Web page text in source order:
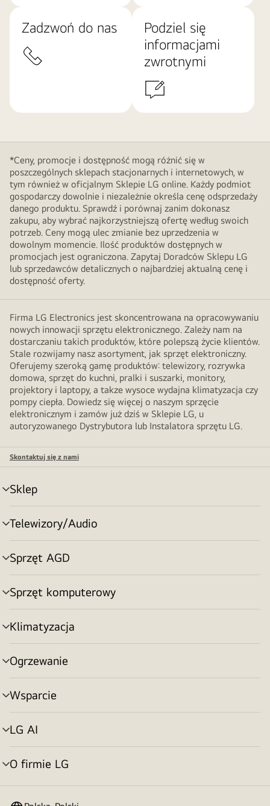
Zadzwoń do nas
Podziel się
informacjami
zwrotnymi
*Ceny, promocje i dostępność mogą różnić się w
poszczególnych sklepach stacjonarnych i internetowych, w
tym również w oficjalnym Sklepie LG online. Każdy podmiot
gospodarczy dowolnie i niezależnie określa cenę odsprzedaży
danego produktu. Sprawdź i porównaj zanim dokonasz
zakupu, aby wybrać najkorzystniejszą ofertę według swoich
potrzeb. Ceny mogą ulec zmianie bez uprzedzenia w
dowolnym momencie. Ilość produktów dostępnych w
promocjach jest ograniczona. Zapytaj Doradców Sklepu LG
lub sprzedawców detalicznych o najbardziej aktualną cenę i
dostępność oferty.
Firma LG Electronics jest skoncentrowana na opracowywaniu
nowych innowacji sprzętu elektronicznego. Zależy nam na
dostarczaniu takich produktów, które polepszą życie klientów.
Stale rozwijamy nasz asortyment, jak sprzęt elektroniczny.
Oferujemy szeroką gamę produktów: telewizory, rozrywka
domowa, sprzęt do kuchni, pralki i suszarki, monitory,
projektory i laptopy, a takze wysoce wydajna klimatyzacja czy
pompy ciepła. Dowiedz się więcej o naszym sprzęcie
elektronicznym i zamów już dziś w Sklepie LG, u
autoryzowanego Dystrybutora lub Instalatora sprzętu LG.
Skontaktuj się z nami
Sklep
Przełącznik
menu
Telewizory/Audio
Przełącznik
menu
Sprzęt AGD
Przełącznik
menu
Sprzęt komputerowy
Przełącznik
menu
Klimatyzacja
Przełącznik
menu
Ogrzewanie
Przełącznik
menu
Wsparcie
Przełącznik
menu
LG AI
Przełącznik
menu
O firmie LG
Przełącznik